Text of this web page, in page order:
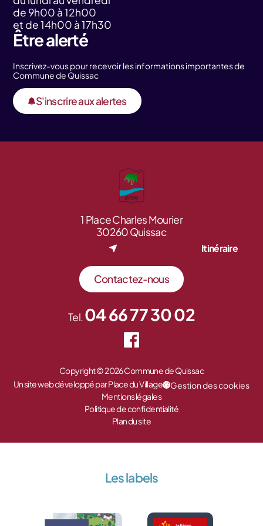
de 9h00 à 12h00
et de 14h00 à 17h30
Être alerté
Inscrivez-vous pour recevoir les informations importantes de
Commune de Quissac
S'inscrire aux alertes
1 Place Charles Mourier
30260 Quissac
Itinéraire
Contactez-nous
Tel.04 66 77 30 02
Copyright © 2026 Commune de Quissac
Un site web développé par Place du Village
Gestion des cookies
Mentions légales
Politique de confidentialité
Plan du site
Les labels